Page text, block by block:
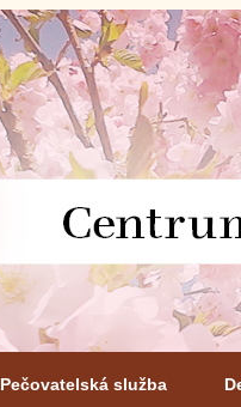
Pečovatelská služba